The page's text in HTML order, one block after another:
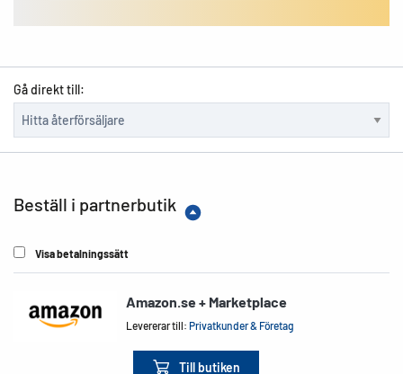
Gå direkt till:
Beställ i partnerbutik
Visa betalningssätt
Amazon.se + Marketplace
Levererar till:Privatkunder & Företag
Till butiken